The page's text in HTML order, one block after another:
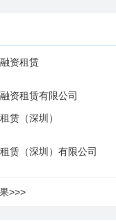
融资租赁
融资租赁有限公司
赁（深圳）
赁（深圳）有限公司
>>>